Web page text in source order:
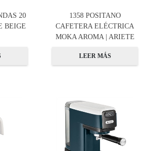
20
BEIGE
1358 POSITANO
CAFETERA ELÉCTRICA
MOKA AROMA | ARIETE
LEER MÁS